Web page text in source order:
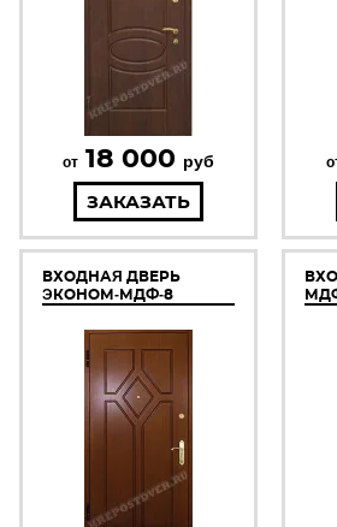
от 18 000 руб
ЗАКАЗАТЬ
ВХОДНАЯ ДВЕРЬ
ЭКОНОМ-МДФ-8